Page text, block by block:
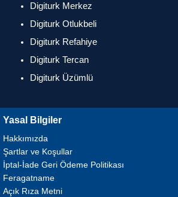
Digiturk Merkez
Digiturk Otlukbeli
Digiturk Refahiye
Digiturk Tercan
Digiturk Üzümlü
Yasal Bilgiler
Hakkımızda
Şartlar ve Koşullar
İptal-İade Geri Ödeme Politikası
Feragatname
Açık Rıza Metni